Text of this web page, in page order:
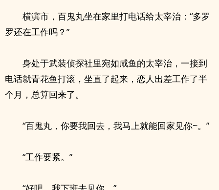
横滨市，百鬼丸坐在家里打电话给太宰治：“多罗
罗还在工作吗？”
身处于武装侦探社里宛如咸鱼的太宰治，一接到
电话就青花鱼打滚，坐直了起来，恋人出差工作了半
个月，总算回来了。
“百鬼丸，你要我回去，我马上就能回家见你~。”
“工作要紧。”